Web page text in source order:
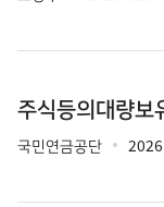
주식등의대량보
국민연금공단